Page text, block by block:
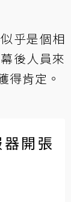
乎是個相
後人員來
得肯定。
開張